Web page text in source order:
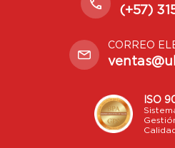
(+57)
CORREO
ISO
Calidad